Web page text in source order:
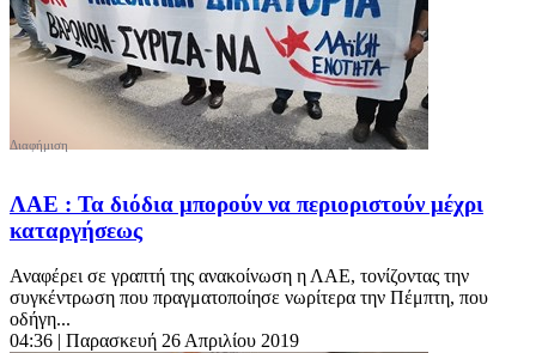
ΛΑΕ : Τα διόδια μπορούν να περιοριστούν μέχρι
καταργήσεως
Αναφέρει σε γραπτή της ανακοίνωση η ΛΑΕ, τονίζοντας την
συγκέντρωση που πραγματοποίησε νωρίτερα την Πέμπτη, που
οδήγη...
04:36 | Παρασκευή 26 Απριλίου 2019